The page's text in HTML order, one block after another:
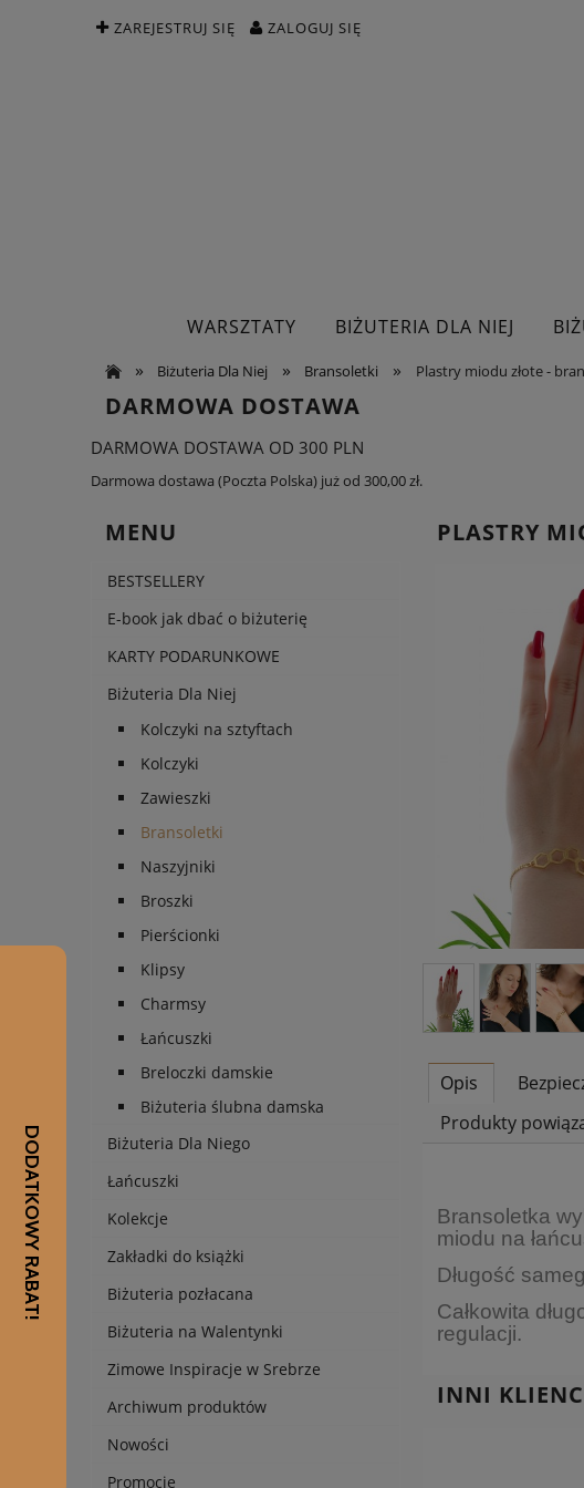
ZAREJESTRUJ SIĘ ZALOGUJ SIĘ
WARSZTATY BIŻUTERIA DLA NIEJ
» Biżuteria Dla Niej » Bransoletki » Plastry miodu złote -
DARMOWA DOSTAWA
DARMOWA DOSTAWA OD 300 PLN
Darmowa dostawa (Poczta Polska) już od 300,00 zł.
MENU
BESTSELLERY
E-book jak dbać o biżuterię
KARTY PODARUNKOWE
Biżuteria Dla Niej
Kolczyki na sztyftach
Kolczyki
Zawieszki
Bransoletki
Naszyjniki
Broszki
Pierścionki
Klipsy
Charmsy
Łańcuszki
Breloczki damskie
Biżuteria ślubna damska
Biżuteria Dla Niego
Łańcuszki
Kolekcje
Zakładki do książki
Biżuteria pozłacana
Biżuteria na Walentynki
Zimowe Inspiracje w Srebrze
Archiwum produktów
Nowości
Promocje
PLASTRY
Cena
płatności
Opis
Produkty
Bransoletka
miodu na
Długość
Całkowita
regulacji.
INNI